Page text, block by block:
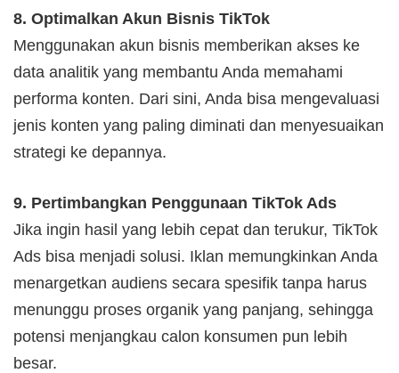
8. Optimalkan Akun Bisnis TikTok
Menggunakan akun bisnis memberikan akses ke
data analitik yang membantu Anda memahami
performa konten. Dari sini, Anda bisa mengevaluasi
jenis konten yang paling diminati dan menyesuaikan
strategi ke depannya.
9. Pertimbangkan Penggunaan TikTok Ads
Jika ingin hasil yang lebih cepat dan terukur, TikTok
Ads bisa menjadi solusi. Iklan memungkinkan Anda
menargetkan audiens secara spesifik tanpa harus
menunggu proses organik yang panjang, sehingga
potensi menjangkau calon konsumen pun lebih
besar.